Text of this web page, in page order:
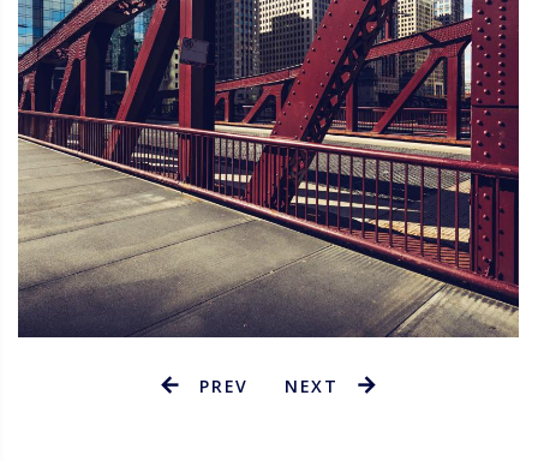
PREV NEXT